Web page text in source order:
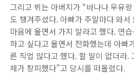
그리고 뷔는 아버지가 “바나나 우유
도 챙겨주셨다. 아빠가 주말마다 와서
마음에 울면서 가지 말라고 했다. 연
하고 싶다고 울면서 전화했는데 아빠
른 직업 많다고 했다. 할 말이 없더라.
체가 창피했다”고 당시를 떠올렸다.